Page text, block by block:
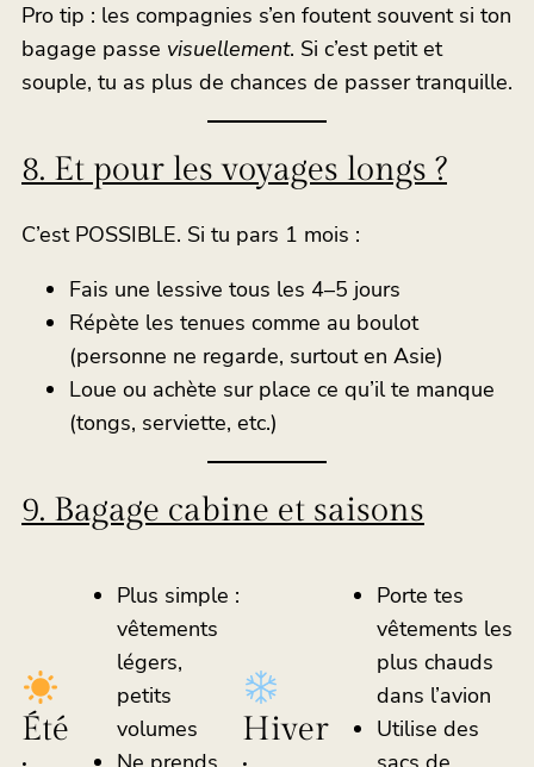
Pro tip : les compagnies s’en foutent souvent si ton
bagage passe visuellement. Si c’est petit et
souple, tu as plus de chances de passer tranquille.
8. Et pour les voyages longs ?
C’est POSSIBLE. Si tu pars 1 mois :
Fais une lessive tous les 4–5 jours
Répète les tenues comme au boulot
(personne ne regarde, surtout en Asie)
Loue ou achète sur place ce qu’il te manque
(tongs, serviette, etc.)
9. Bagage cabine et saisons
Été
Plus simple :
vêtements
légers,
petits
volumes
Hiver
Porte tes
vêtements les
plus chauds
dans l’avion
Utilise des